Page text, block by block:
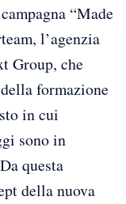
“Made
l’agenzia
Group, che
formazione
in cui
sono in
questa
della nuova